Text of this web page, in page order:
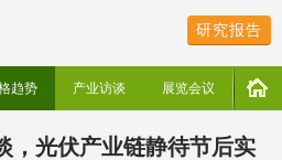
研究报告
趋势 产业访谈 展览会议
，光伏产业链静待节后实